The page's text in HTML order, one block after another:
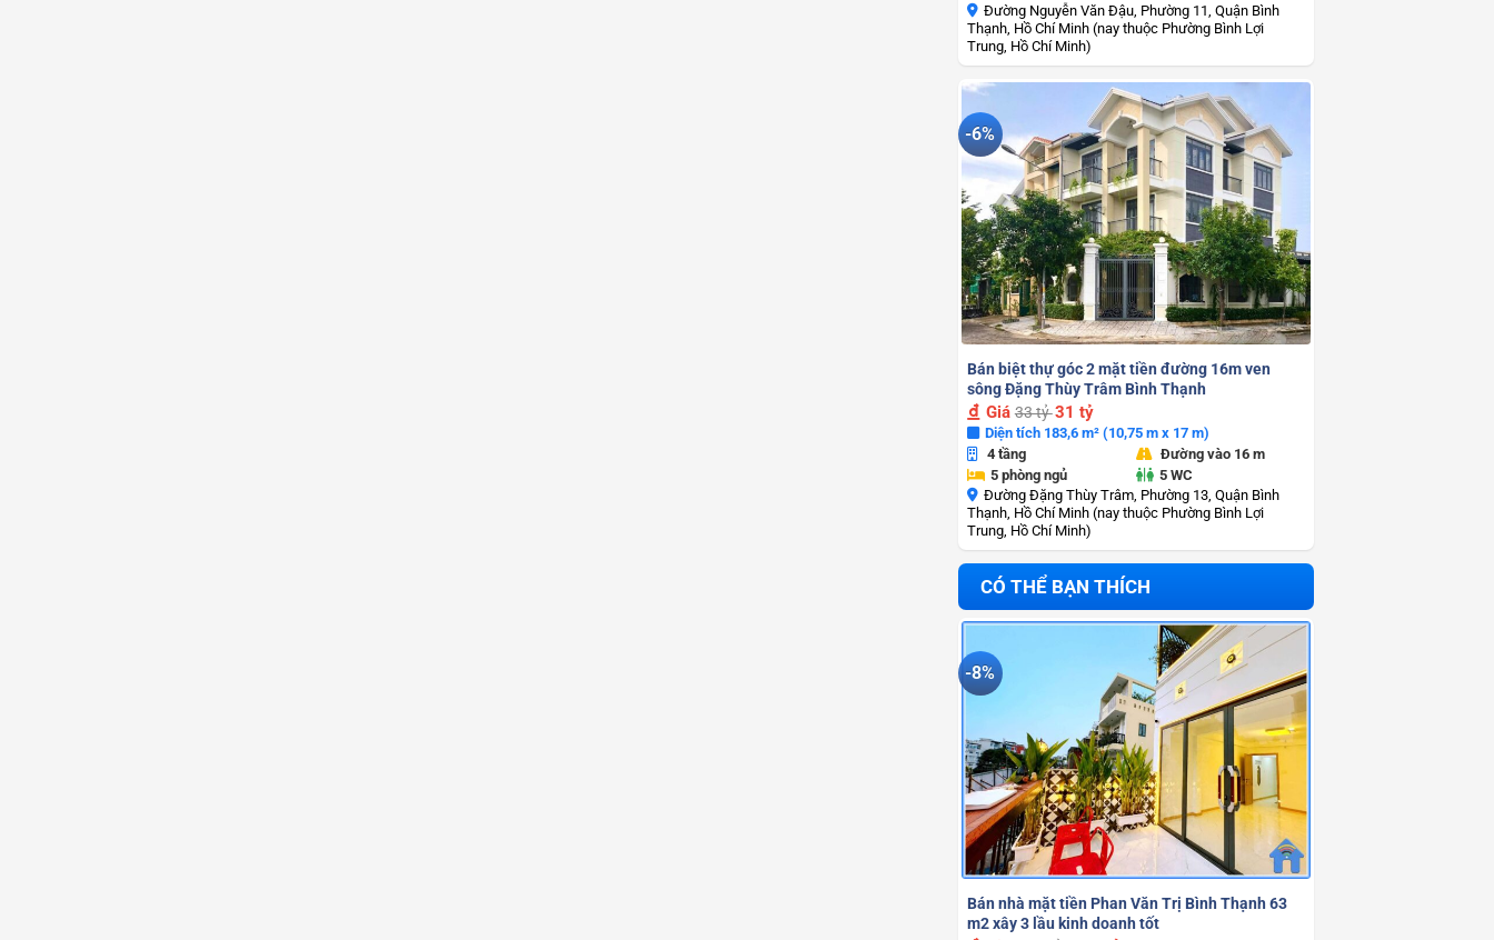
Đường Nguyễn Văn Đậu, Phường 11, Quận Bình
Thạnh, Hồ Chí Minh (nay thuộc Phường Bình Lợi
Trung, Hồ Chí Minh)
-6%
Bán biệt thự góc 2 mặt tiền đường 16m ven
sông Đặng Thùy Trâm Bình Thạnh
Giá33 tỷ31 tỷ
Diện tích 183,6 m² (10,75 m x 17 m)
4 tầng
Đường vào 16 m
5 phòng ngủ
5 WC
Đường Đặng Thùy Trâm, Phường 13, Quận Bình
Thạnh, Hồ Chí Minh (nay thuộc Phường Bình Lợi
Trung, Hồ Chí Minh)
CÓ THỂ BẠN THÍCH
-8%
Bán nhà mặt tiền Phan Văn Trị Bình Thạnh 63
m2 xây 3 lầu kinh doanh tốt